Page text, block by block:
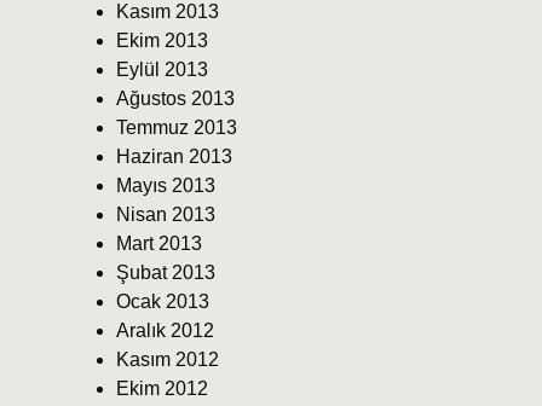
Kasım 2013
Ekim 2013
Eylül 2013
Ağustos 2013
Temmuz 2013
Haziran 2013
Mayıs 2013
Nisan 2013
Mart 2013
Şubat 2013
Ocak 2013
Aralık 2012
Kasım 2012
Ekim 2012